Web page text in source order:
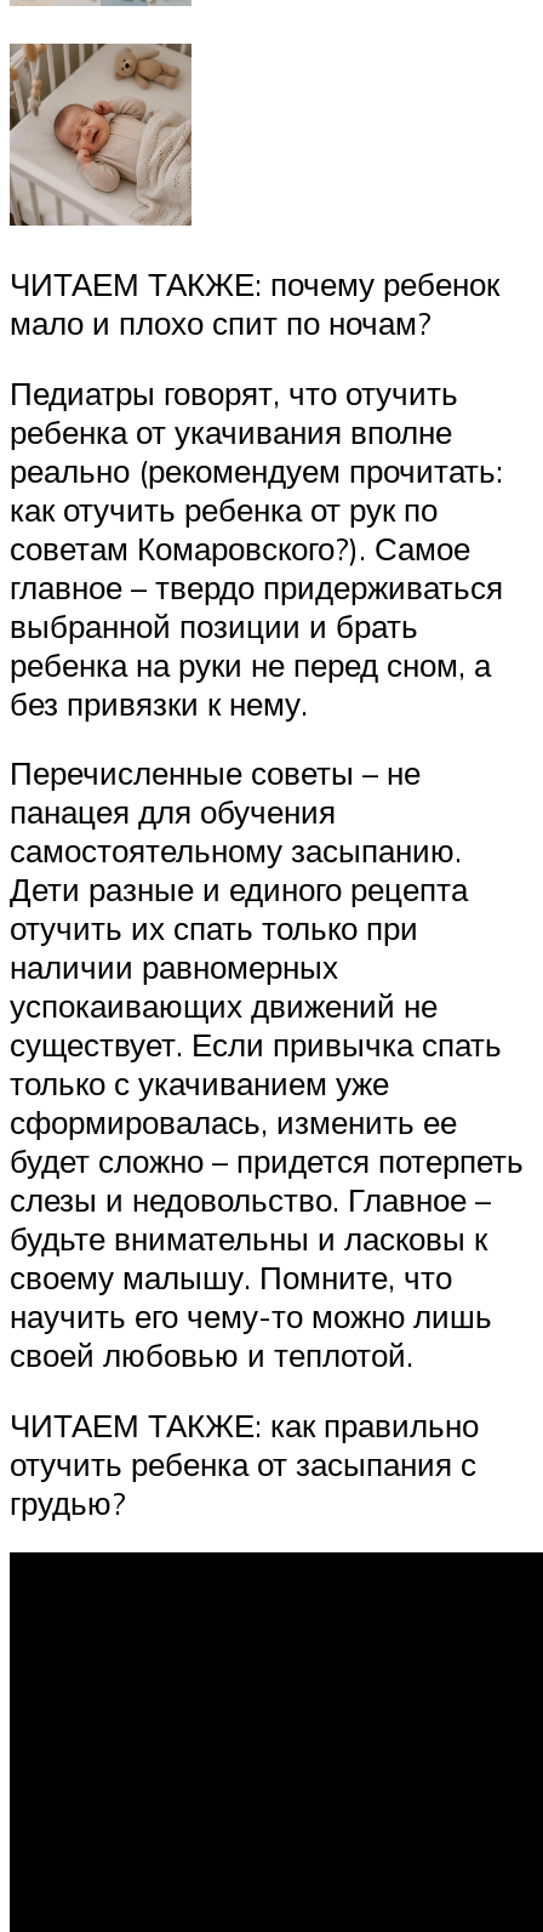
ЧИТАЕМ ТАКЖЕ: почему ребенок
мало и плохо спит по ночам?
Педиатры говорят, что отучить
ребенка от укачивания вполне
реально (рекомендуем прочитать:
как отучить ребенка от рук по
советам Комаровского?). Самое
главное – твердо придерживаться
выбранной позиции и брать
ребенка на руки не перед сном, а
без привязки к нему.
Перечисленные советы – не
панацея для обучения
самостоятельному засыпанию.
Дети разные и единого рецепта
отучить их спать только при
наличии равномерных
успокаивающих движений не
существует. Если привычка спать
только с укачиванием уже
сформировалась, изменить ее
будет сложно – придется потерпеть
слезы и недовольство. Главное –
будьте внимательны и ласковы к
своему малышу. Помните, что
научить его чему-то можно лишь
своей любовью и теплотой.
ЧИТАЕМ ТАКЖЕ: как правильно
отучить ребенка от засыпания с
грудью?